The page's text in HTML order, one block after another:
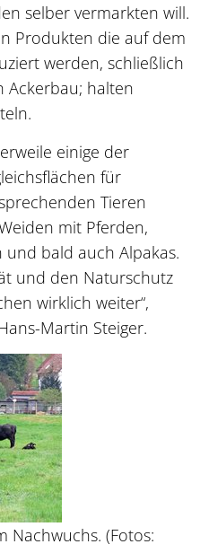
selber vermarkten will.
Produkten die auf dem
werden, schließlich
Ackerbau; halten
einige der
für
Tieren
mit Pferden,
bald auch Alpakas.
und den Naturschutz
wirklich weiter“,
Martin Steiger.
Nachwuchs. (Fotos: